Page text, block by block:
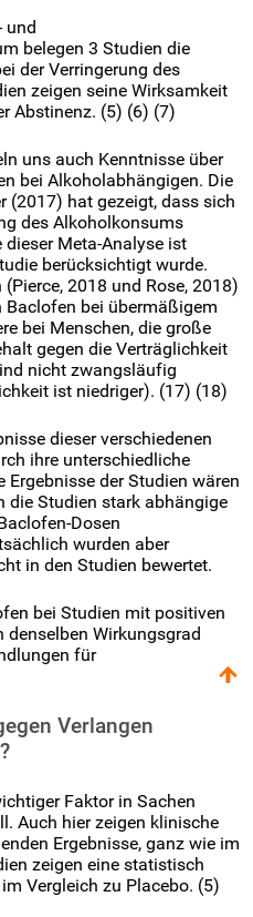
und
belegen 3 Studien die
der Verringerung des
zeigen seine Wirksamkeit
Abstinenz. (5) (6) (7)
uns auch Kenntnisse über
bei Alkoholabhängigen. Die
(2017) hat gezeigt, dass sich
des Alkoholkonsums
Meta-Analyse ist
berücksichtigt wurde.
2018 und Rose, 2018)
bei übermäßigem
bei Menschen, die große
gegen die Verträglichkeit
nicht zwangsläufig
ist niedriger). (17) (18)
dieser verschiedenen
ihre unterschiedliche
Ergebnisse der Studien wären
die Studien stark abhängige
Dosen
wurden aber
in den Studien bewertet.
bei Studien mit positiven
denselben Wirkungsgrad
für
Verlangen
Faktor in Sachen
Auch hier zeigen klinische
Ergebnisse, ganz wie im
zeigen eine statistisch
Vergleich zu Placebo. (5)